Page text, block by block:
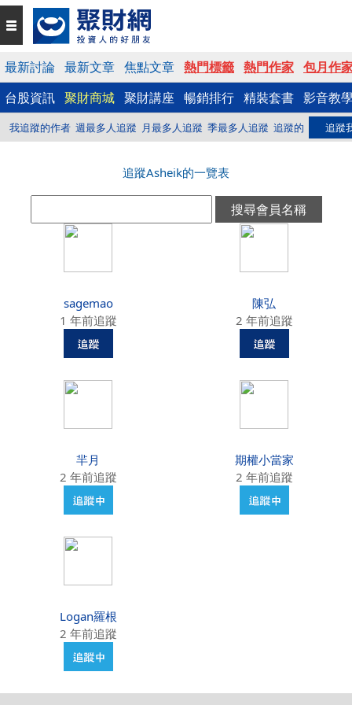
最新討論 最新文章 焦點文章 熱門標籤 熱門作家 包月作
台股資訊 聚財商城 聚財講座 暢銷排行 精裝套書 影音教
我追蹤的作者 週最多人追蹤 月最多人追蹤 季最多人追蹤 追蹤的 追蹤
追蹤Asheik的一覽表
sagemao
1 年前追蹤
陳弘
2 年前追蹤
羋月
2 年前追蹤
期權小當家
2 年前追蹤
Logan羅根
2 年前追蹤